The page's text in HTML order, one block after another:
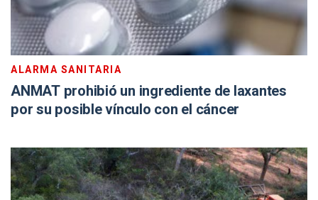
ALARMA SANITARIA
ANMAT prohibió un ingrediente de laxantes
por su posible vínculo con el cáncer